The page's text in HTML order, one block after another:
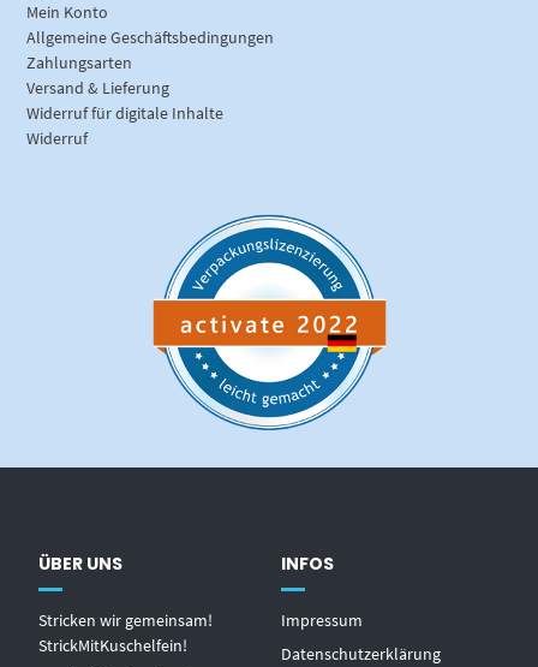
Mein Konto
Allgemeine Geschäftsbedingungen
Zahlungsarten
Versand & Lieferung
Widerruf für digitale Inhalte
Widerruf
ÜBER UNS
Stricken wir gemeinsam!
StrickMitKuschelfein!
INFOS
Impressum
Datenschutzerklärung